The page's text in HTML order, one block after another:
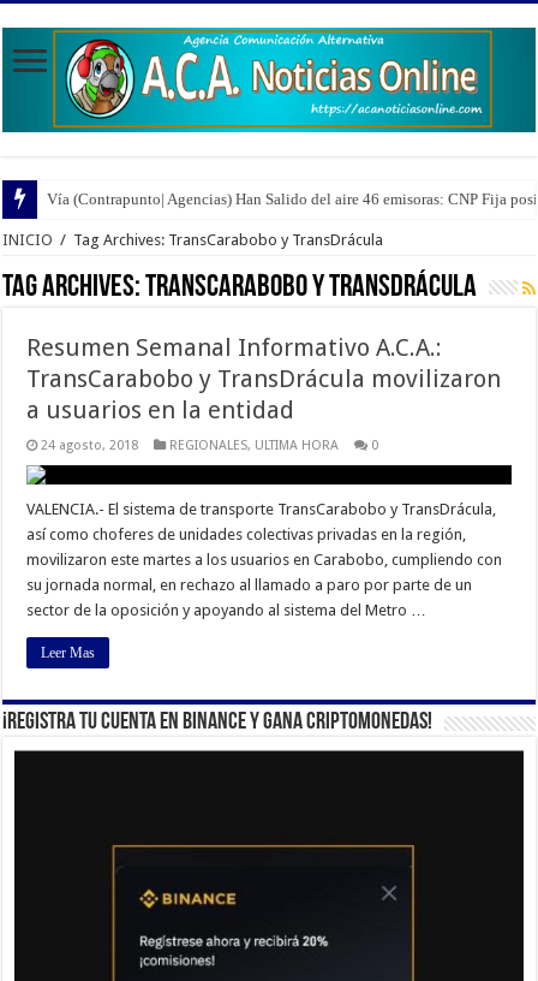
Vía (Contrapunto| Agencias) Han Salido del aire 46 emisoras: CNP Fija
INICIO / Tag Archives: TransCarabobo y TransDrácula
Tag Archives:TransCarabobo y TransDrácula
Resumen Semanal Informativo A.C.A.:
TransCarabobo y TransDrácula movilizaron
a usuarios en la entidad
24 agosto, 2018 REGIONALES, ULTIMA HORA 0
VALENCIA.- El sistema de transporte TransCarabobo y TransDrácula,
así como choferes de unidades colectivas privadas en la región,
movilizaron este martes a los usuarios en Carabobo, cumpliendo con
su jornada normal, en rechazo al llamado a paro por parte de un
sector de la oposición y apoyando al sistema del Metro …
Leer Mas
¡Registra tu cuenta en Binance y gana criptomonedas!